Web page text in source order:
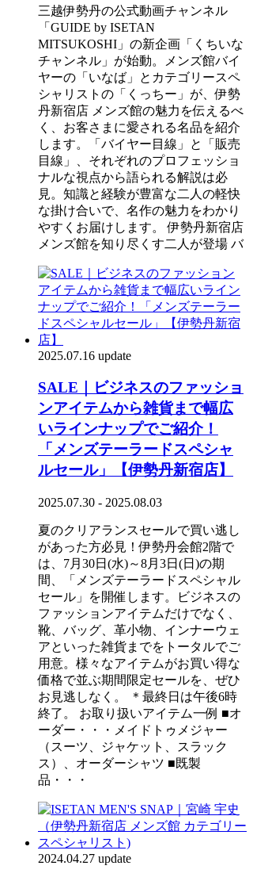
三越伊勢丹の公式動画チャンネル
「GUIDE by ISETAN
MITSUKOSHI」の新企画「くちいな
チャンネル」が始動。メンズ館バイ
ヤーの「いなば」とカテゴリースペ
シャリストの「くっちー」が、伊勢
丹新宿店 メンズ館の魅力を伝えるべ
く、お客さまに愛される名品を紹介
します。「バイヤー目線」と「販売
目線」、それぞれのプロフェッショ
ナルな視点から語られる解説は必
見。知識と経験が豊富な二人の軽快
な掛け合いで、名作の魅力をわかり
やすくお届けします。 伊勢丹新宿店
メンズ館を知り尽くす二人が登場 バ
2025.07.16 update
SALE｜ビジネスのファッショ
ンアイテムから雑貨まで幅広
いラインナップでご紹介！
「メンズテーラードスペシャ
ルセール」【伊勢丹新宿店】
2025.07.30 - 2025.08.03
夏のクリアランスセールで買い逃し
があった方必見！伊勢丹会館2階で
は、7月30日(水)～8月3日(日)の期
間、「メンズテーラードスペシャル
セール」を開催します。ビジネスの
ファッションアイテムだけでなく、
靴、バッグ、革小物、インナーウェ
アといった雑貨までをトータルでご
用意。様々なアイテムがお買い得な
価格で並ぶ期間限定セールを、ぜひ
お見逃しなく。 ＊最終日は午後6時
終了。 お取り扱いアイテム一例 ■オ
ーダー・・・メイドトゥメジャー
（スーツ、ジャケット、スラック
ス）、オーダーシャツ ■既製
品・・・
2024.04.27 update